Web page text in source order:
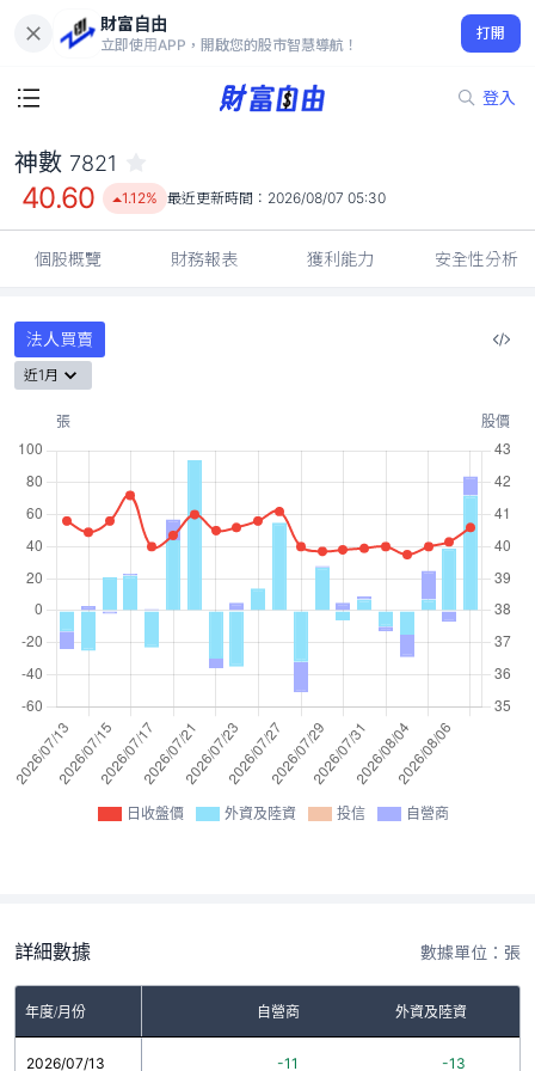
財富自由
立即使用APP，開啟您的股市智慧導航！
打開
登入
40.60
1.12%
神數 7821
40.60 1.12% 最近更新時間： 2026/08/07 05:30
個股概覽 財務報表 獲利能力 安全性分析
法人買賣
近1月
日收盤價 外資及陸資 投信 自營商
詳細數據 數據單位：張
年度/月份 自營商 外資及陸資
2026/07/13 -11 -13